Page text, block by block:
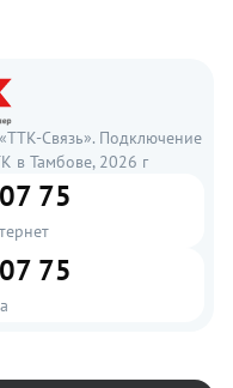
Связь». Подключение
в Тамбове, 2026 г
75
75